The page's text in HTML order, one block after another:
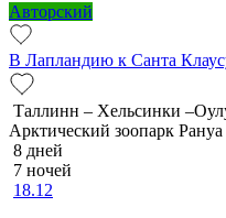
Авторский
В Лапландию к Санта
Таллинн – Хельсинки
Арктический зоопарк Рануа
8 дней
7 ночей
18.12